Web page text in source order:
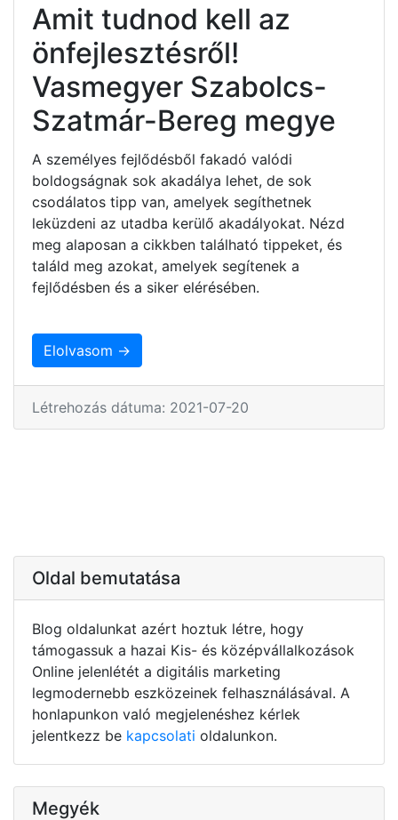
Amit tudnod kell az
önfejlesztésről!
Vasmegyer Szabolcs-
Szatmár-Bereg megye
A személyes fejlődésből fakadó valódi
boldogságnak sok akadálya lehet, de sok
csodálatos tipp van, amelyek segíthetnek
leküzdeni az utadba kerülő akadályokat. Nézd
meg alaposan a cikkben található tippeket, és
találd meg azokat, amelyek segítenek a
fejlődésben és a siker elérésében.
Elolvasom →
Létrehozás dátuma: 2021-07-20
Oldal bemutatása
Blog oldalunkat azért hoztuk létre, hogy
támogassuk a hazai Kis- és középvállalkozások
Online jelenlétét a digitális marketing
legmodernebb eszközeinek felhasználásával. A
honlapunkon való megjelenéshez kérlek
jelentkezz be kapcsolati oldalunkon.
Megyék